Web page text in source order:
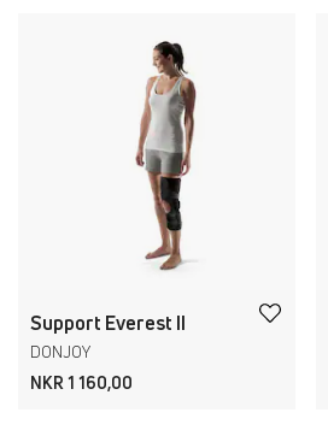
Support Everest II
DONJOY
NKR 1 160,00